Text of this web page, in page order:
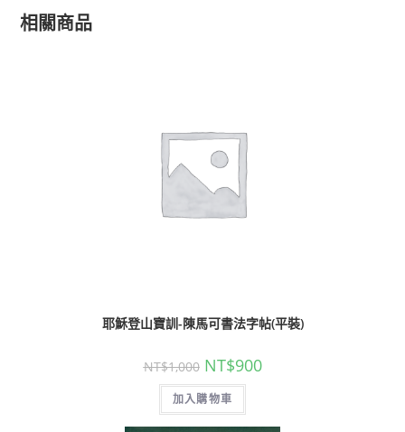
相關商品
耶穌登山寶訓-陳馬可書法字帖(平裝)
NT$1,000 NT$900
加入購物車